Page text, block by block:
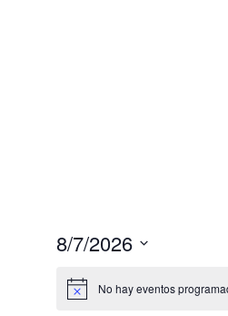
8/7/2026
fecha.
No hay eventos